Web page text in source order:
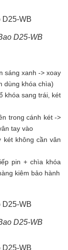
D25-WB
sáng xanh -> xoay
dùng khóa chìa)
khóa sang trái, két
trong cánh két ->
tay vào
không cần vân
pin + chìa khóa
kiêm bảo hành
D25-WB